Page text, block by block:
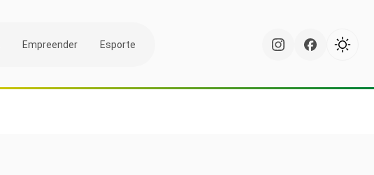
Empreender Esporte